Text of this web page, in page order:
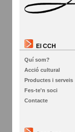
El CCH
Quí som?
Acció cultural
Productes i serveis
Fes-te'n soci
Contacte